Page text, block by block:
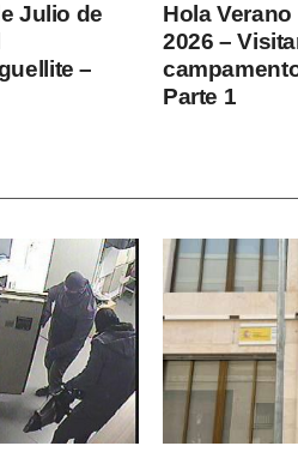
Julio de
–
Hola
2026 –
Parte 1